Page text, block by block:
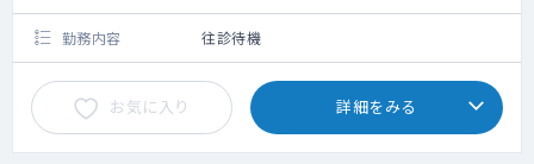
勤務内容 往診待機
お気に入り 詳細をみる